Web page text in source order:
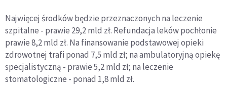
Najwięcej środków będzie przeznaczonych na leczenie
szpitalne - prawie 29,2 mld zł. Refundacja leków pochłonie
prawie 8,2 mld zł. Na finansowanie podstawowej opieki
zdrowotnej trafi ponad 7,5 mld zł; na ambulatoryjną opiekę
specjalistyczną - prawie 5,2 mld zł; na leczenie
stomatologiczne - ponad 1,8 mld zł.